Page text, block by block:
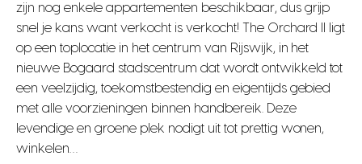
zijn nog enkele appartementen beschikbaar, dus grijp
snel je kans want verkocht is verkocht! The Orchard II ligt
op een toplocatie in het centrum van Rijswijk, in het
nieuwe Bogaard stadscentrum dat wordt ontwikkeld tot
een veelzijdig, toekomstbestendig en eigentijds gebied
met alle voorzieningen binnen handbereik. Deze
levendige en groene plek nodigt uit tot prettig wonen,
winkelen…